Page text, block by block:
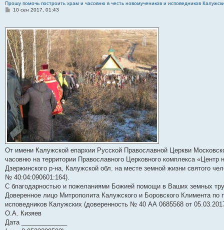
Прошу помочь построить храм и часовню в честь новомучеников и исповедников
С
б
щ
е
н
и
е
10 сен 2017, 01:43
От имени Калужской епархии Русской Православной Церкви
часовню на территории Православного Церковного комплекса
Дзержинского р-на, Калужской обл. на месте земной жизни святого
№ 40:04:090601:164).
С благодарностью и пожеланиями Божией помощи в Ваших земных
Доверенное лицо Митрополита Калужского и Боровского Климента по
исповедников Калужских (доверенность № 40 АА 0685568 от
О.А. Кизяев
Дата _____________